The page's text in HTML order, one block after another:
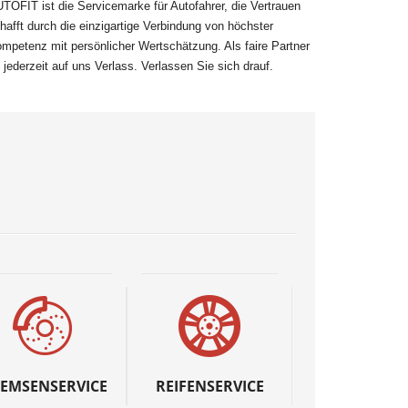
ist die Servicemarke für Autofahrer, die Vertrauen
durch die einzigartige Verbindung von höchster
mit persönlicher Wertschätzung. Als faire Partner
jederzeit auf uns Verlass. Verlassen Sie sich drauf.
REIFENSERVICE